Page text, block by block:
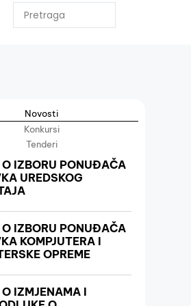
Novosti
Konkursi
Tenderi
IZBORU PONUĐAČA
UREDSKOG
IZBORU PONUĐAČA
KOMPJUTERA I
OPREME
IZMJENAMA I